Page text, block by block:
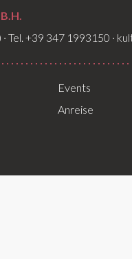
Tel. +39 347 1993150 ·
Events
Anreise